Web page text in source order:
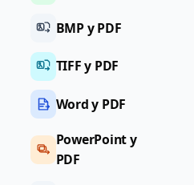
BMP у PDF
TIFF у PDF
Word у PDF
PowerPoint у
PDF